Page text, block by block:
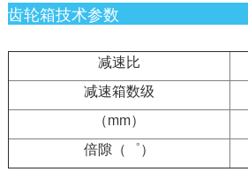
齿轮箱技术参数
减速比
减速箱数级
（mm）
倍隙（゜）